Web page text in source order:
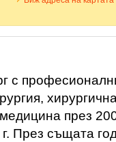
с
през
През същата